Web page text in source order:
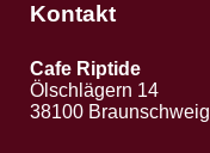
Kontakt
Cafe Riptide
Ölschlägern 14
38100 Braunschweig